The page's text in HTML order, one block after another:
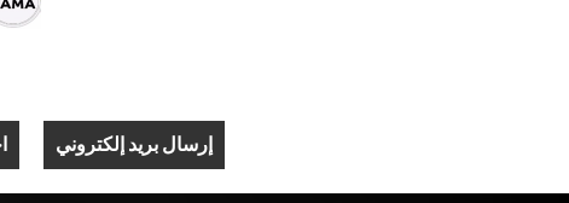
إرسال بريد إلكتروني